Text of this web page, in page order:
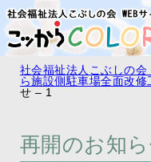
社会福祉法人こぶしの
ら施設側駐車場全面改
せ – 1
再開のお知